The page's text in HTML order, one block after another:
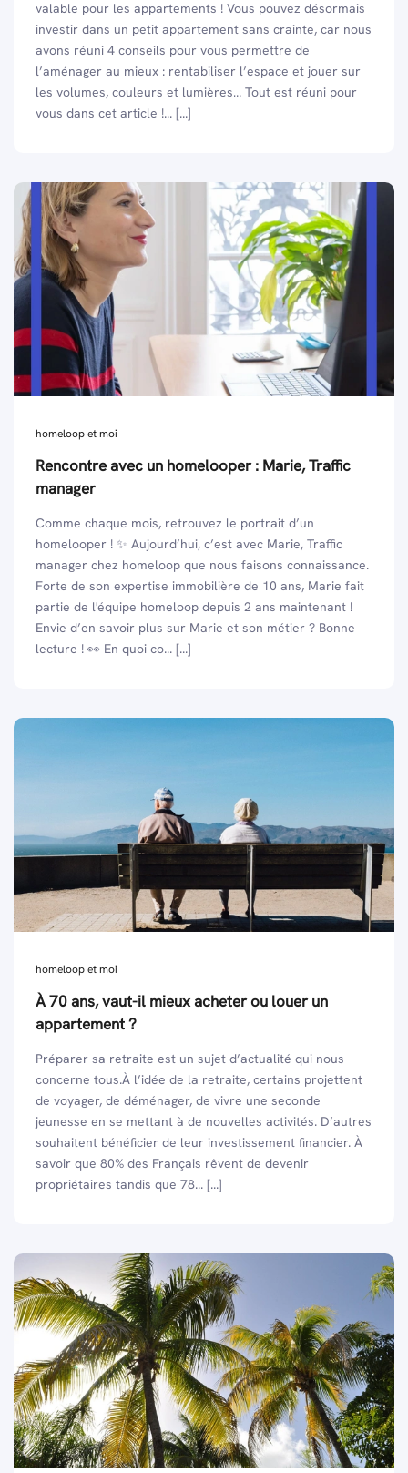
valable pour les appartements ! Vous pouvez désormais
investir dans un petit appartement sans crainte, car nous
avons réuni 4 conseils pour vous permettre de
l’aménager au mieux : rentabiliser l’espace et jouer sur
les volumes, couleurs et lumières… Tout est réuni pour
vous dans cet article !... [...]
homeloop et moi
Rencontre avec un homelooper : Marie, Traffic
manager
Comme chaque mois, retrouvez le portrait d’un
homelooper ! ✨ Aujourd’hui, c’est avec Marie, Traffic
manager chez homeloop que nous faisons connaissance.
Forte de son expertise immobilière de 10 ans, Marie fait
partie de l'équipe homeloop depuis 2 ans maintenant !
Envie d’en savoir plus sur Marie et son métier ? Bonne
lecture ! 👀 En quoi co... [...]
homeloop et moi
À 70 ans, vaut-il mieux acheter ou louer un
appartement ?
Préparer sa retraite est un sujet d’actualité qui nous
concerne tous.À l’idée de la retraite, certains projettent
de voyager, de déménager, de vivre une seconde
jeunesse en se mettant à de nouvelles activités. D’autres
souhaitent bénéficier de leur investissement financier. À
savoir que 80% des Français rêvent de devenir
propriétaires tandis que 78... [...]